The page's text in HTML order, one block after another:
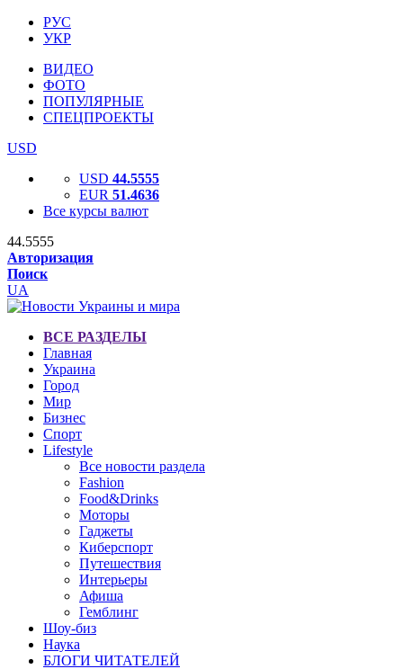
РУС
УКР
ВИДЕО
ФОТО
ПОПУЛЯРНЫЕ
СПЕЦПРОЕКТЫ
USD
USD 44.5555
EUR 51.4636
Все курсы валют
44.5555
Авторизация
Поиск
UA
ВСЕ РАЗДЕЛЫ
Главная
Украина
Город
Мир
Бизнес
Спорт
Lifestyle
Все новости раздела
Fashion
Food&Drinks
Моторы
Гаджеты
Киберспорт
Путешествия
Интерьеры
Афиша
Гемблинг
Шоу-биз
Наука
БЛОГИ ЧИТАТЕЛЕЙ